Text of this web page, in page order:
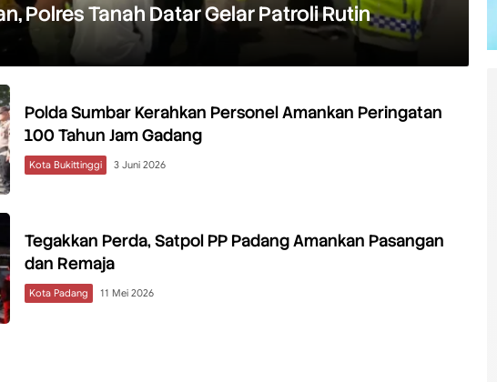
Polres Tanah Datar Gelar Patroli Rutin
Polda Sumbar Kerahkan Personel Amankan Peringatan
100 Tahun Jam Gadang
Kota Bukittinggi 3 Juni 2026
Tegakkan Perda, Satpol PP Padang Amankan Pasangan
dan Remaja
Kota Padang 11 Mei 2026